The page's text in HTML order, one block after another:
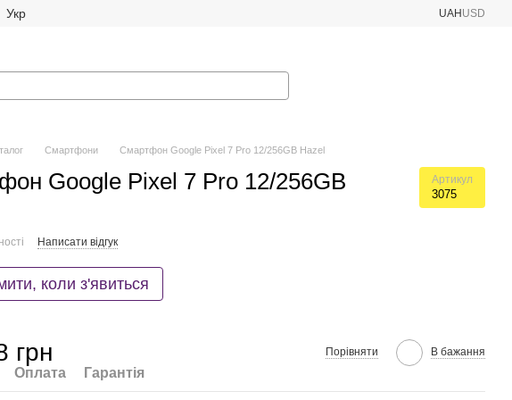
Укр UAH USD
Смартфони Смартфон Google Pixel 7 Pro 12/256GB Hazel
Google Pixel 7 Pro 12/256GB
Артикул
3075
Написати відгук
коли з'явиться
грн Порівняти В бажання
Оплата Гарантія